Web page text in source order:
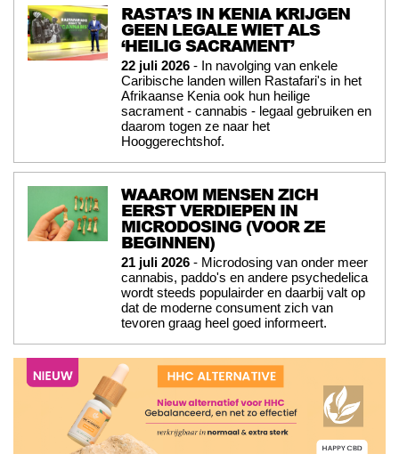
RASTA’S IN KENIA KRIJGEN
GEEN LEGALE WIET ALS
‘HEILIG SACRAMENT’
22 juli 2026 - In navolging van enkele
Caribische landen willen Rastafari's in het
Afrikaanse Kenia ook hun heilige
sacrament - cannabis - legaal gebruiken en
daarom togen ze naar het
Hooggerechtshof.
WAAROM MENSEN ZICH
EERST VERDIEPEN IN
MICRODOSING (VOOR ZE
BEGINNEN)
21 juli 2026 - Microdosing van onder meer
cannabis, paddo's en andere psychedelica
wordt steeds populairder en daarbij valt op
dat de moderne consument zich van
tevoren graag heel goed informeert.